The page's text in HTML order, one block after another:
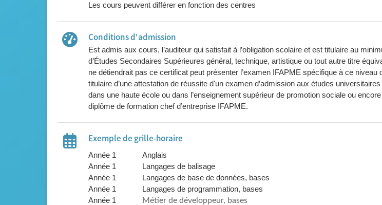
Les cours peuvent différer en fonction des centres
Conditions d'admission
Est admis aux cours, l’auditeur qui satisfait à l’obligation scolaire et est titulaire au
d’Études Secondaires Supérieures général, technique, artistique ou tout autre titre
ne détiendrait pas ce certificat peut présenter l’examen IFAPME spécifique à ce niveau
titulaire d’une attestation de réussite d'un examen d’admission aux études
dans une haute école ou dans l’enseignement supérieur de promotion sociale ou encore
diplôme de formation chef d’entreprise IFAPME.
Exemple de grille-horaire
Année 1 Anglais
Année 1
Langages de balisage
Année 1
Langages de base de données, bases
Année 1
Langages de programmation, bases
Année 1
Métier de développeur, bases